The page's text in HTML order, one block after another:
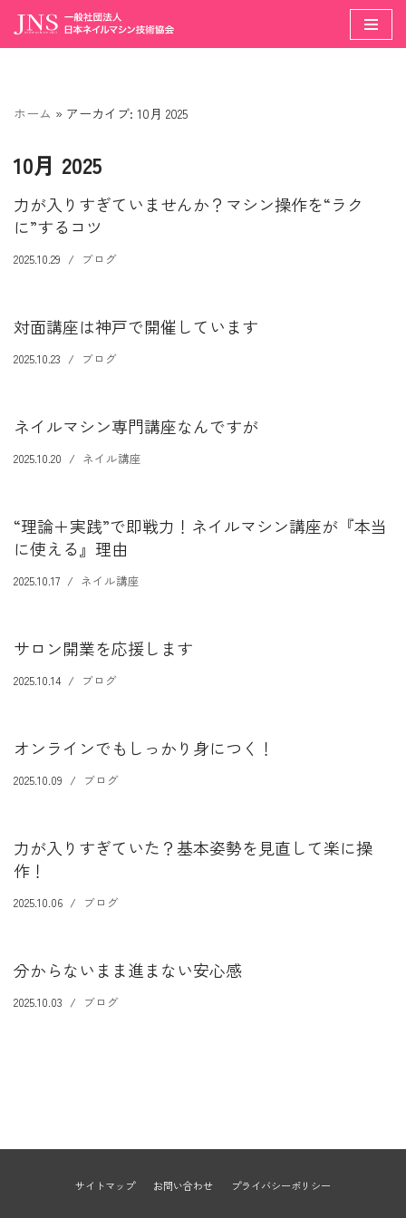
コ
ン
へ
キ
ッ
プ
ホーム » アーカイブ: 10月 2025
10月 2025
力が入りすぎていませんか？マシン操作を“ラク
に”するコツ
2025.10.29 ブログ
対面講座は神戸で開催しています
2025.10.23 ブログ
ネイルマシン専門講座なんですが
2025.10.20 ネイル講座
“理論＋実践”で即戦力！ネイルマシン講座が『本当
に使える』理由
2025.10.17 ネイル講座
サロン開業を応援します
2025.10.14 ブログ
オンラインでもしっかり身につく！
2025.10.09 ブログ
力が入りすぎていた？基本姿勢を見直して楽に操
作！
2025.10.06 ブログ
分からないまま進まない安心感
2025.10.03 ブログ
サイトマップ お問い合わせ プライバシーポリシー